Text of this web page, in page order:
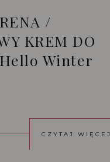
/
KREM DO
Winter
CZYTAJ WIĘCEJ